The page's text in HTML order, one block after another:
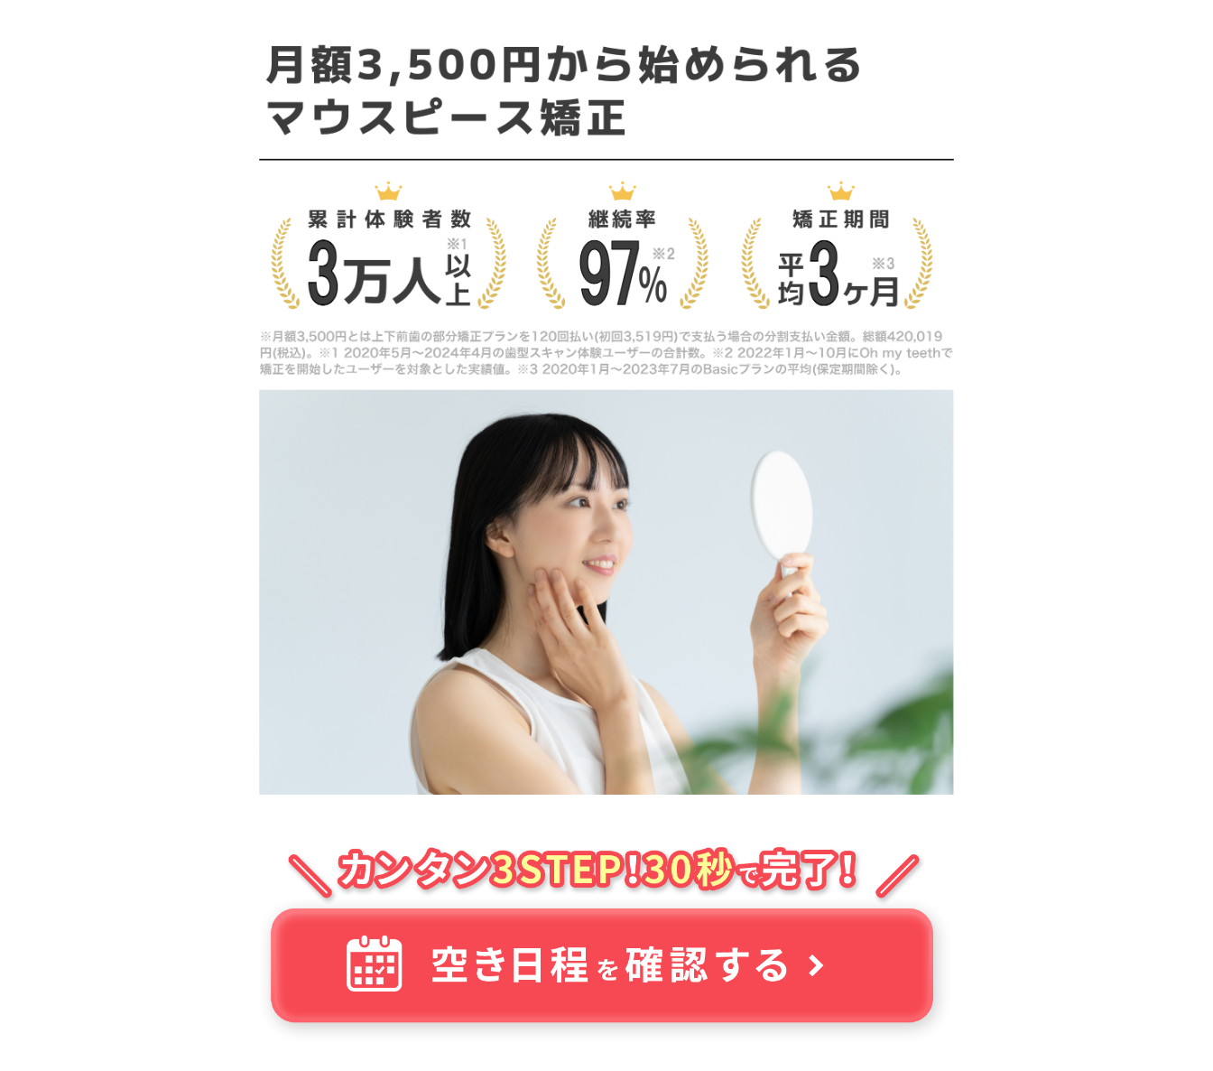
⑤制作国の違い
⑥型取りの違い
⑦矯正期間の違い
インビザラインがおすすめな人
あなたの歯並びはアソアライナー？インビザライン？まずは矯正相談へ